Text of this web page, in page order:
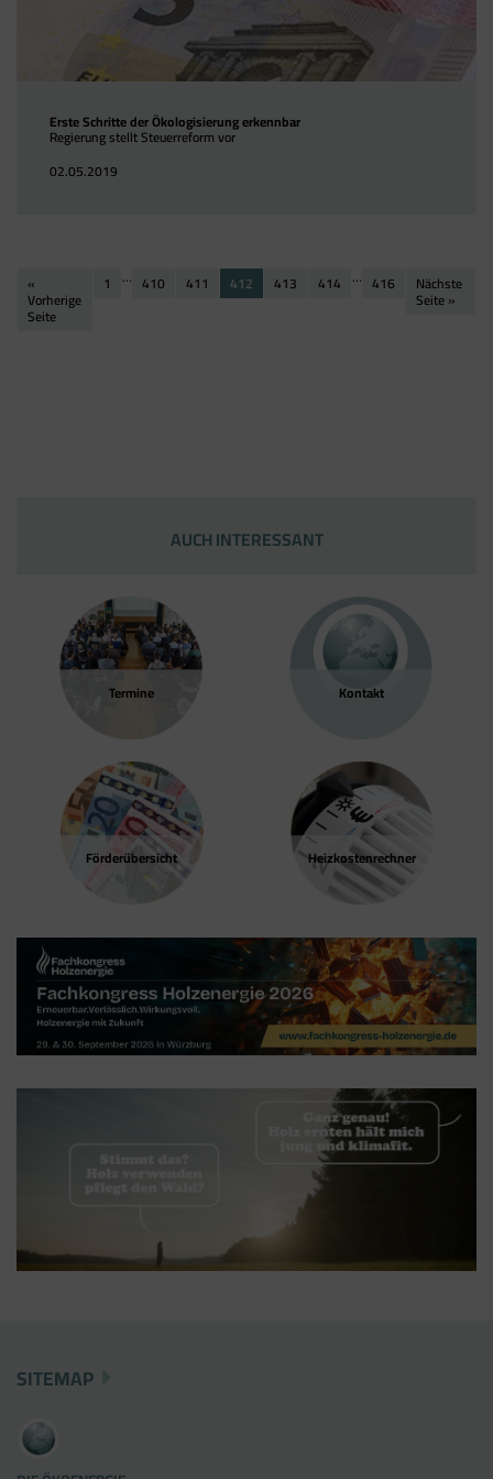
Erste Schritte der Ökologisierung erkennbar
Regierung stellt Steuerreform vor
02.05.2019
«
Vorherige
Seite
1 … 410 411 412 413 414 … 416 Nächste
Seite »
Termine Kontakt
Förder­übersicht Heizkosten­rechner
AUCH INTERESSANT
SITEMAP
ein "Container", über den Sie u.a. verschiedene
Tracking- und Remarketing-Codes gebündelt
einbauen können. Wenn Sie beispielsweise
Google Analytics über den Tag Manager
einbinden, werden Cookies gesetzt. Diese
Cookies stammen aber von Google Analytics